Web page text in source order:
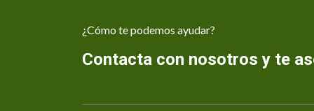
¿Cómo te podemos ayudar?
Contacta con nosotros y te